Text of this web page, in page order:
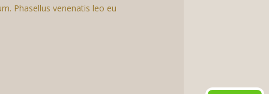
Phasellus venenatis leo eu